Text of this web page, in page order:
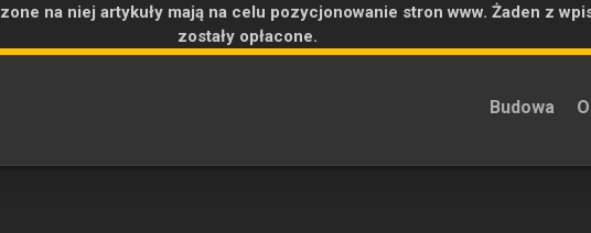
na niej artykuły mają na celu pozycjonowanie stron www. Żaden z
zostały opłacone.
Budowa